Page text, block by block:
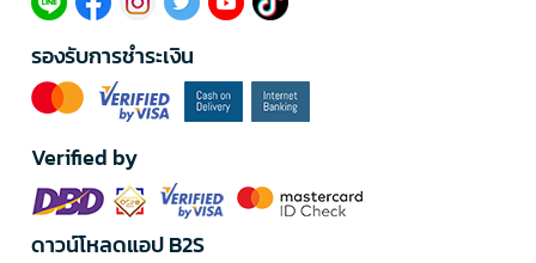
รองรับการชำระเงิน
Verified by
ดาวน์โหลดแอป B2S